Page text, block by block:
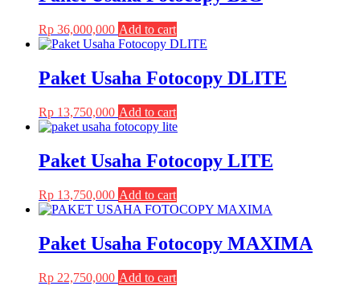
product
Rp 36,000,000 Add to cart
Paket Usaha Fotocopy DLITE
Rp 13,750,000 Add to cart
Paket Usaha Fotocopy LITE
Rp 13,750,000 Add to cart
Paket Usaha Fotocopy MAXIMA
Rp 22,750,000 Add to cart